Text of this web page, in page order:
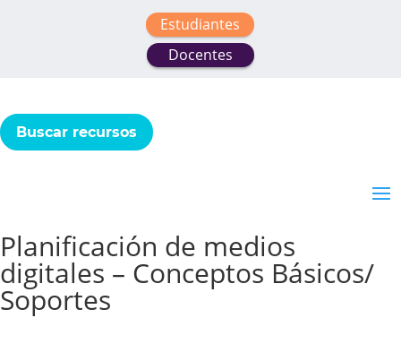
Estudiantes
Docentes
Buscar recursos
Planificación de medios
digitales – ​Conceptos Básicos/
Soportes